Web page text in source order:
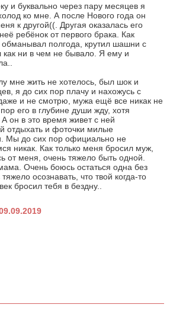
и буквально через пару месяцев я
ко мне. А после Нового года он
к другой((. Другая оказалась его
ребёнок от первого брака. Как
полгода, крутил шашни с
ни в чем не бывало. Я ему и
мне жить не хотелось, был шок и
я до сих пор плачу и нахожусь с
и не смотрю, мужа ещё все никак не
его в глубине души жду, хотя
он в это время живет с ней
отдыхать и фоточки милые
Мы до сих пор официально не
никак. Как только меня бросил муж,
от меня, очень тяжело быть одной.
Очень боюсь остаться одна без
осознавать, что твой когда-то
бросил тебя в бездну..